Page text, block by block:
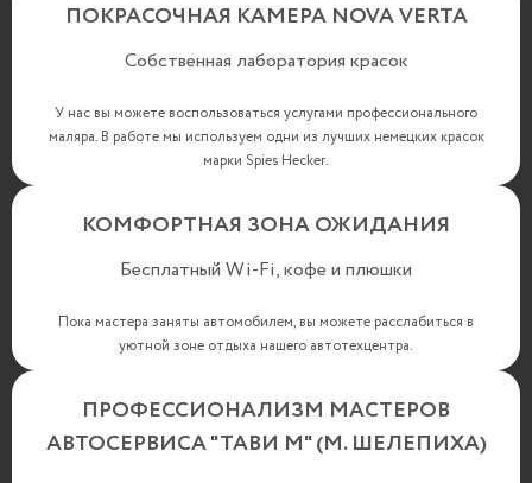
ПОКРАСОЧНАЯ КАМЕРА NOVA VERTA
Собственная лаборатория красок
У нас вы можете воспользоваться услугами профессионального
маляра. В работе мы используем одни из лучших немецких красок
марки Spies Hecker.
КОМФОРТНАЯ ЗОНА ОЖИДАНИЯ
Бесплатный Wi-Fi, кофе и плюшки
Пока мастера заняты автомобилем, вы можете расслабиться в
уютной зоне отдыха нашего автотехцентра.
ПРОФЕССИОНАЛИЗМ МАСТЕРОВ
АВТОСЕРВИСА "ТАВИ М" (М. ШЕЛЕПИХА)